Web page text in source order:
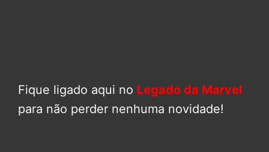
Fique ligado aqui no Legado da Marvel
para não perder nenhuma novidade!